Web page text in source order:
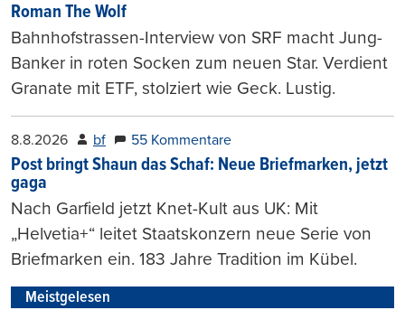
Roman The Wolf
Bahnhofstrassen-Interview von SRF macht Jung-
Banker in roten Socken zum neuen Star. Verdient
Granate mit ETF, stolziert wie Geck. Lustig.
8.8.2026 bf 55 Kommentare
Post bringt Shaun das Schaf: Neue Briefmarken, jetzt
gaga
Nach Garfield jetzt Knet-Kult aus UK: Mit
„Helvetia+“ leitet Staatskonzern neue Serie von
Briefmarken ein. 183 Jahre Tradition im Kübel.
Meistgelesen